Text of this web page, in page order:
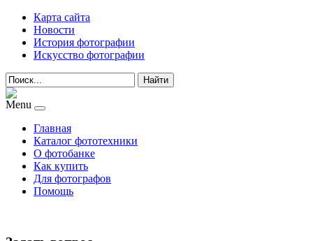
Карта сайта
Новости
История фотографии
Искусство фотографии
Найти
Menu
Главная
Каталог фототехники
О фотобанке
Как купить
Для фотографов
Помощь